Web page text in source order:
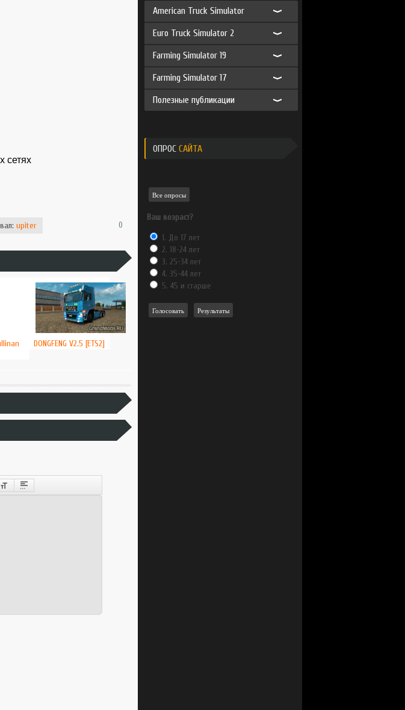
сетях
upiter 0
DONGFENG V2.5 [ETS2]
American Truck Simulator
Euro Truck Simulator 2
Farming Simulator 19
Farming Simulator 17
Полезные публикации
ОПРОС САЙТА
Все опросы
Ваш возраст?
1. До 17 лет
2. 18-24 лет
3. 25-34 лет
4. 35-44 лет
5. 45 и старше
Голосовать Результаты